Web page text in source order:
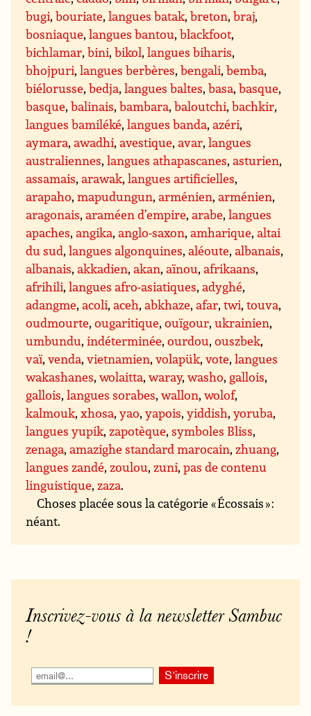
bugi,bouriate,langues batak,breton,braj,
bosniaque,langues bantou,blackfoot,
bichlamar,bini,bikol,langues biharis,
bhojpuri,langues berbères,bengali,bemba,
biélorusse,bedja,langues baltes,basa,basque,
basque,balinais,bambara,baloutchi,bachkir,
langues bamiléké,langues banda,azéri,
aymara,awadhi,avestique,avar,langues
australiennes,langues athapascanes,asturien,
assamais,arawak,langues artificielles,
arapaho,mapudungun,arménien,arménien,
aragonais,araméen d’empire,arabe,langues
apaches,angika,anglo-saxon,amharique,altai
du sud,langues algonquines,aléoute,albanais,
albanais,akkadien,akan,aïnou,afrikaans,
afrihili,langues afro-asiatiques,adyghé,
adangme,acoli,aceh,abkhaze,afar,twi,touva,
oudmourte,ougaritique,ouïgour,ukrainien,
umbundu,indéterminée,ourdou,ouszbek,
vaï,venda,vietnamien,volapük,vote,langues
wakashanes,wolaitta,waray,washo, gallois,
gallois,langues sorabes,wallon,wolof,
kalmouk,xhosa,yao,yapois,yiddish,yoruba,
langues yupik,zapotèque,symboles Bliss,
zenaga,amazighe standard marocain,zhuang,
langues zandé,zoulou,zuni,pas de contenu
linguistique,zaza.
Choses placée sous la catégorie « Écossais » :
néant.
Inscrivez-vous à la newsletter Sambuc
!